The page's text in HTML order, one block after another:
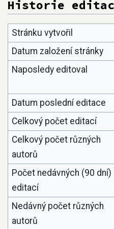
Historie
Stránku vytvořil
Datum založení stránky
Naposledy editoval
Datum poslední editace
Celkový počet editací
Celkový počet různých
autorů
Počet nedávných (90 dní)
editací
Nedávný počet různých
autorů